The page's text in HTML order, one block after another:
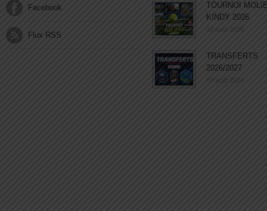
Facebook
Flux RSS
TOURNOI
KINDY 2026
03 août 2026
TRANSFERTS
2026/2027
03 août 2026